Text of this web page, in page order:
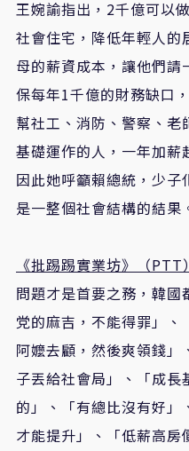
王婉諭指出，2千億可以
社會住宅，降低年輕人
母的薪資成本，讓他們
保每年1千億的財務缺口
幫社工、消防、警察、
基礎運作的人，一年加薪
因此她呼籲賴總統，少
是一整個社會結構的結果
《批踢踢實業坊》（PTT
問題才是首要之務，韓
党的麻吉，不能得罪」
阿嬤去顧，然後爽領錢
子丟給社會局」、「成
的」、「有總比沒有好
才能提升」、「低薪高